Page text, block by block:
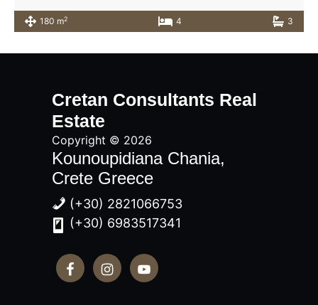
180 m2 4 3
Πλευρική
Στήλη
Cretan Consultants Real
Estate
Copyright © 2026
Kounoupidiana Chania,
Crete Greece
(+30) 2821066753
(+30) 6983517341